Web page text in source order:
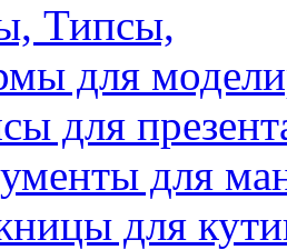
Типсы,
для
для
для
для